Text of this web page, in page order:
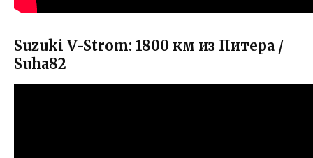
Suzuki V-Strom: 1800 км из Питера /
Suha82